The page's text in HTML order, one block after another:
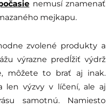
nemusí znamenať
mejkapu.
zvolené produkty a
výrazne predĺžiť výdrž
môžete to brať aj inak.
len výzvy v líčení, ale aj
samotnú. Namiesto